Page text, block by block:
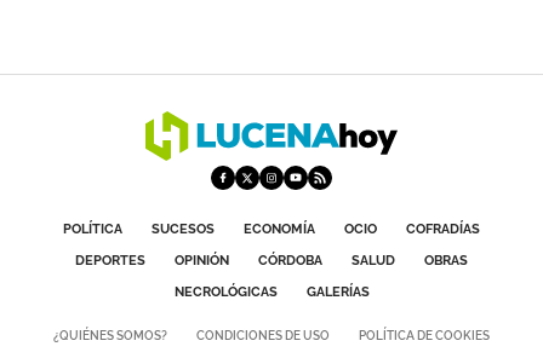
POLÍTICA SUCESOS ECONOMÍA OCIO
COFRADÍAS
DEPORTES
OPINIÓN CÓRDOBA SALUD
OBRAS
NECROLÓGICAS
GALERÍAS
¿QUIÉNES SOMOS? CONDICIONES DE USO POLÍTICA DE COOKIES